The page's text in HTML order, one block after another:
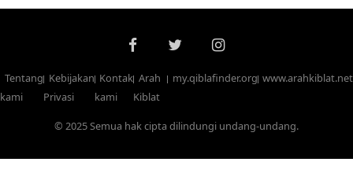
Tentang
kami
Kebijakan
Privasi
Kontak
kami
Arah
Kiblat
my.qiblafinder.org www.arahkiblat.net
© 2025 Semua hak cipta dilindungi undang-undang.